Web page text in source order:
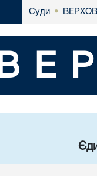
Суди •